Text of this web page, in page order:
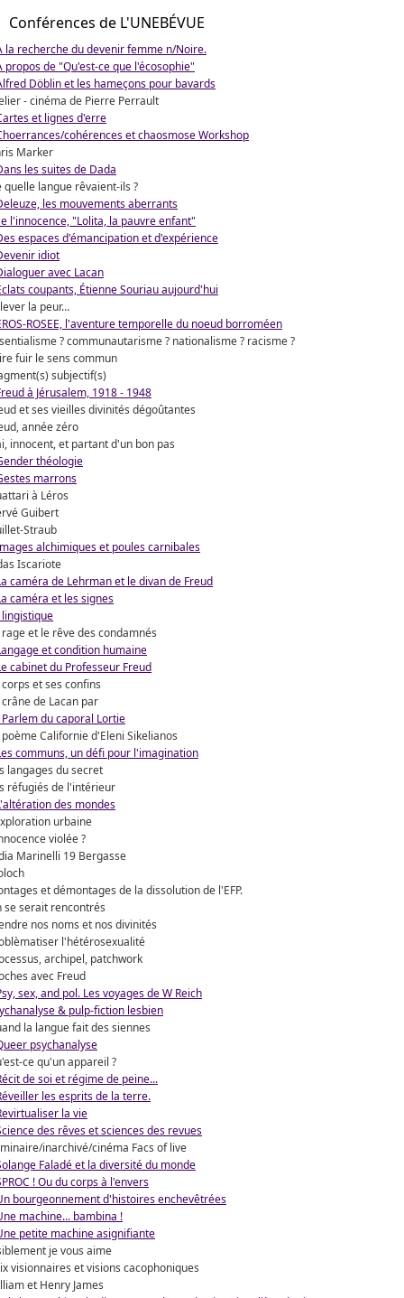
Conférences de L'UNEBÉVUE
la recherche du devenir femme n/Noire.
propos de "Qu'est-ce que l'écosophie"
Döblin et les hameçons pour bavards
- cinéma de Pierre Perrault
et lignes d'erre
cohérences et chaosmose Workshop
Marker
les suites de Dada
quelle langue rêvaient-ils ?
les mouvements aberrants
l'innocence, "Lolita, la pauvre enfant"
espaces d'émancipation et d'expérience
idiot
avec Lacan
coupants, Étienne Souriau aujourd'hui
la peur…
ROSEE, l'aventure temporelle du noeud borroméen
? communautarisme ? nationalisme ? racisme ?
fuir le sens commun
subjectif(s)
à Jérusalem, 1918 - 1948
et ses vieilles divinités dégoûtantes
année zéro
innocent, et partant d'un bon pas
théologie
marrons
à Léros
Guibert
Straub
alchimiques et poules carnibales
Iscariote
caméra de Lehrman et le divan de Freud
caméra et les signes
lingistique
rage et le rêve des condamnés
et condition humaine
cabinet du Professeur Freud
corps et ses confins
crâne de Lacan par
Parlem du caporal Lortie
poème Californie d'Eleni Sikelianos
communs, un défi pour l'imagination
langages du secret
réfugiés de l'intérieur
des mondes
urbaine
violée ?
Marinelli 19 Bergasse
et démontages de la dissolution de l'EFP.
se serait rencontrés
nos noms et nos divinités
l'hétérosexualité
archipel, patchwork
avec Freud
sex, and pol. Les voyages de W Reich
& pulp-fiction lesbien
la langue fait des siennes
psychanalyse
ce qu'un appareil ?
de soi et régime de peine...
les esprits de la terre.
la vie
des rêves et sciences des revues
inarchivé/cinéma Facs of live
Faladé et la diversité du monde
! Ou du corps à l'envers
bourgeonnement d'histoires enchevêtrées
machine... bambina !
petite machine asignifiante
je vous aime
visionnaires et visions cacophoniques
et Henry James